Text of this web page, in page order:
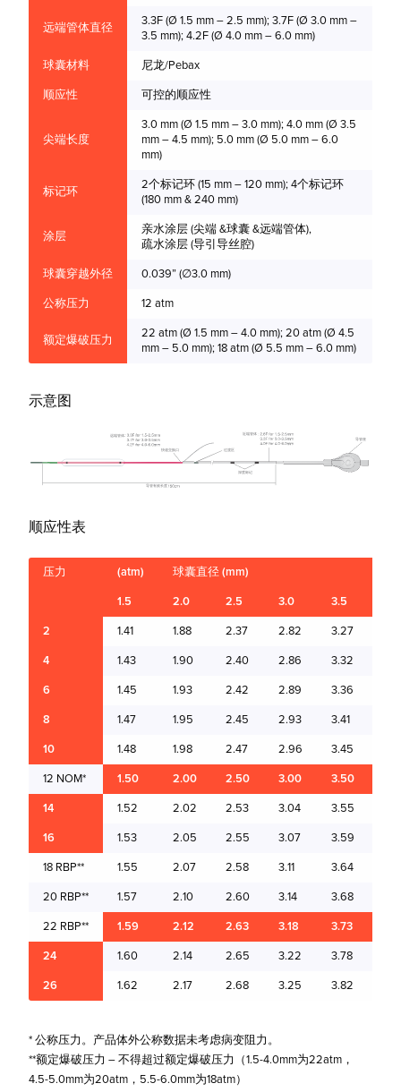
远端管体直径
3.3F (Ø 1.5 mm – 2.5 mm); 3.7F (Ø 3.0 mm –
3.5 mm); 4.2F (Ø 4.0 mm – 6.0 mm)
球囊材料 尼龙/Pebax
顺应性 可控的顺应性
尖端长度
3.0 mm (Ø 1.5 mm – 3.0 mm); 4.0 mm (Ø 3.5
mm – 4.5 mm); 5.0 mm (Ø 5.0 mm – 6.0
mm)
标记环
2个标记环 (15 mm – 120 mm); 4个标记环
(180 mm & 240 mm)
涂层
亲水涂层 (尖端 &球囊 &远端管体),
疏水涂层 (导引导丝腔)
球囊穿越外径 0.039” (∅3.0 mm)
公称压力 12 atm
额定爆破压力
22 atm (Ø 1.5 mm – 4.0 mm); 20 atm (Ø 4.5
mm – 5.0 mm); 18 atm (Ø 5.5 mm – 6.0 mm)
示意图
顺应性表
压力 (atm) 球囊直径 (mm)
1.5 2.0 2.5 3.0 3.5
2 1.41 1.88 2.37 2.82 3.27
4 1.43 1.90 2.40 2.86 3.32
6 1.45 1.93 2.42 2.89 3.36
8 1.47 1.95 2.45 2.93 3.41
10 1.48 1.98 2.47 2.96 3.45
12 NOM* 1.50 2.00 2.50 3.00 3.50
14 1.52 2.02 2.53 3.04 3.55
16 1.53 2.05 2.55 3.07 3.59
18 RBP** 1.55 2.07 2.58 3.11 3.64
20 RBP** 1.57 2.10 2.60 3.14 3.68
22 RBP** 1.59 2.12 2.63 3.18 3.73
24 1.60 2.14 2.65 3.22 3.78
26 1.62 2.17 2.68 3.25 3.82
* 公称压力。产品体外公称数据未考虑病变阻力。
**额定爆破压力 – 不得超过额定爆破压力（1.5-4.0mm为22atm，
4.5-5.0mm为20atm，5.5-6.0mm为18atm）